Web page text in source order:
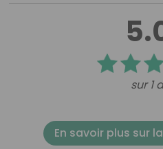
sur 1
En savoir plus sur